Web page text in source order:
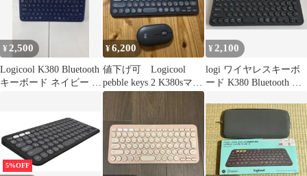
¥ 2,500
Logicool K380 Bluetooth
キーボード ネイビー 動
¥6,200
値下げ可 Logicool
pebble keys 2 K380sマウ
ス セット
¥ 2,100
logi ワイヤレスキーボ
ード K380 Bluetooth 日
5%OFF